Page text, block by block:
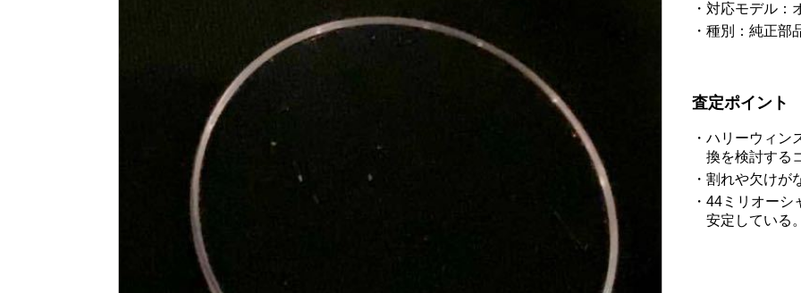
対応モデル：
種別：純正部
査定ポイント
ハリーウィン
換を検討する
割れや欠けが
44ミリオーシ
安定している。